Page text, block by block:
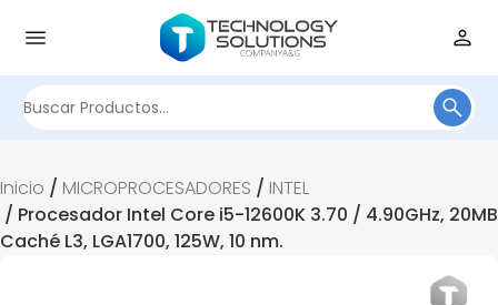
Inicio / MICROPROCESADORES / INTEL
/ Procesador Intel Core i5-12600K 3.70 / 4.90GHz, 20MB
Caché L3, LGA1700, 125W, 10 nm.